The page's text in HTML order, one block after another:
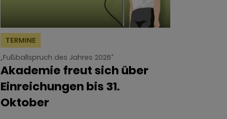
TERMINE
„Fußballspruch des Jahres 2026“
Akademie freut sich über
Einreichungen bis 31.
Oktober